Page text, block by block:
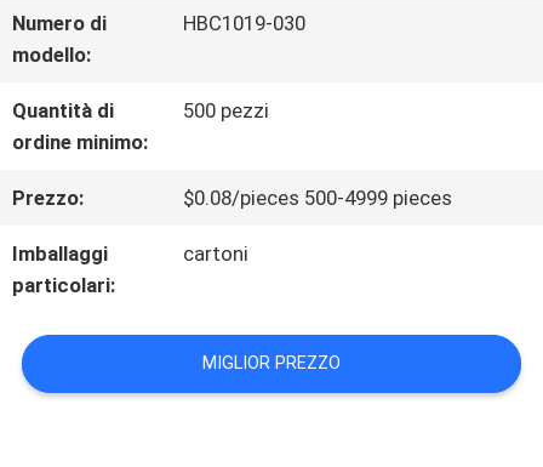
NOI
VISITA
DELLA
Numero di
modello:
HBC1019-030
Quantità di
ordine minimo:
500 pezzi
Prezzo: $0.08/pieces 500-4999 pieces
Imballaggi
particolari:
cartoni
MIGLIOR PREZZO